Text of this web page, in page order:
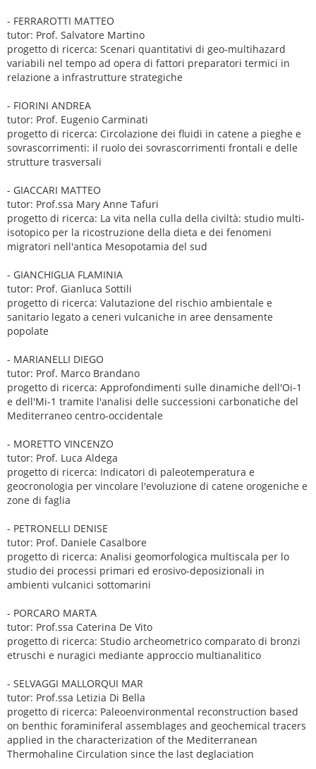
- FERRAROTTI MATTEO
tutor: Prof. Salvatore Martino
progetto di ricerca: Scenari quantitativi di geo-multihazard
variabili nel tempo ad opera di fattori preparatori termici in
relazione a infrastrutture strategiche
- FIORINI ANDREA
tutor: Prof. Eugenio Carminati
progetto di ricerca: Circolazione dei fluidi in catene a pieghe e
sovrascorrimenti: il ruolo dei sovrascorrimenti frontali e delle
strutture trasversali
- GIACCARI MATTEO
tutor: Prof.ssa Mary Anne Tafuri
progetto di ricerca: La vita nella culla della civiltà: studio multi-
isotopico per la ricostruzione della dieta e dei fenomeni
migratori nell'antica Mesopotamia del sud
- GIANCHIGLIA FLAMINIA
tutor: Prof. Gianluca Sottili
progetto di ricerca: Valutazione del rischio ambientale e
sanitario legato a ceneri vulcaniche in aree densamente
popolate
- MARIANELLI DIEGO
tutor: Prof. Marco Brandano
progetto di ricerca: Approfondimenti sulle dinamiche dell'Oi-1
e dell'Mi-1 tramite l'analisi delle successioni carbonatiche del
Mediterraneo centro-occidentale
- MORETTO VINCENZO
tutor: Prof. Luca Aldega
progetto di ricerca: Indicatori di paleotemperatura e
geocronologia per vincolare l'evoluzione di catene orogeniche e
zone di faglia
- PETRONELLI DENISE
tutor: Prof. Daniele Casalbore
progetto di ricerca: Analisi geomorfologica multiscala per lo
studio dei processi primari ed erosivo-deposizionali in
ambienti vulcanici sottomarini
- PORCARO MARTA
tutor: Prof.ssa Caterina De Vito
progetto di ricerca: Studio archeometrico comparato di bronzi
etruschi e nuragici mediante approccio multianalitico
- SELVAGGI MALLORQUI MAR
tutor: Prof.ssa Letizia Di Bella
progetto di ricerca: Paleoenvironmental reconstruction based
on benthic foraminiferal assemblages and geochemical tracers
applied in the characterization of the Mediterranean
Thermohaline Circulation since the last deglaciation